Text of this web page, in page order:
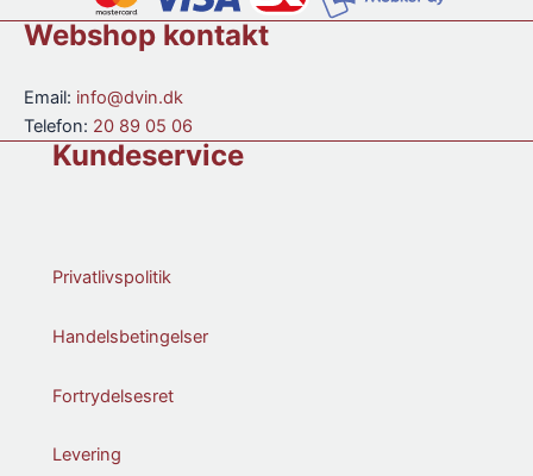
Magnum
de
Webshop kontakt
Email: info@dvin.dk
Telefon: 20 89 05 06
Kundeservice
Privatlivspolitik
Handelsbetingelser
Fortrydelsesret
Levering